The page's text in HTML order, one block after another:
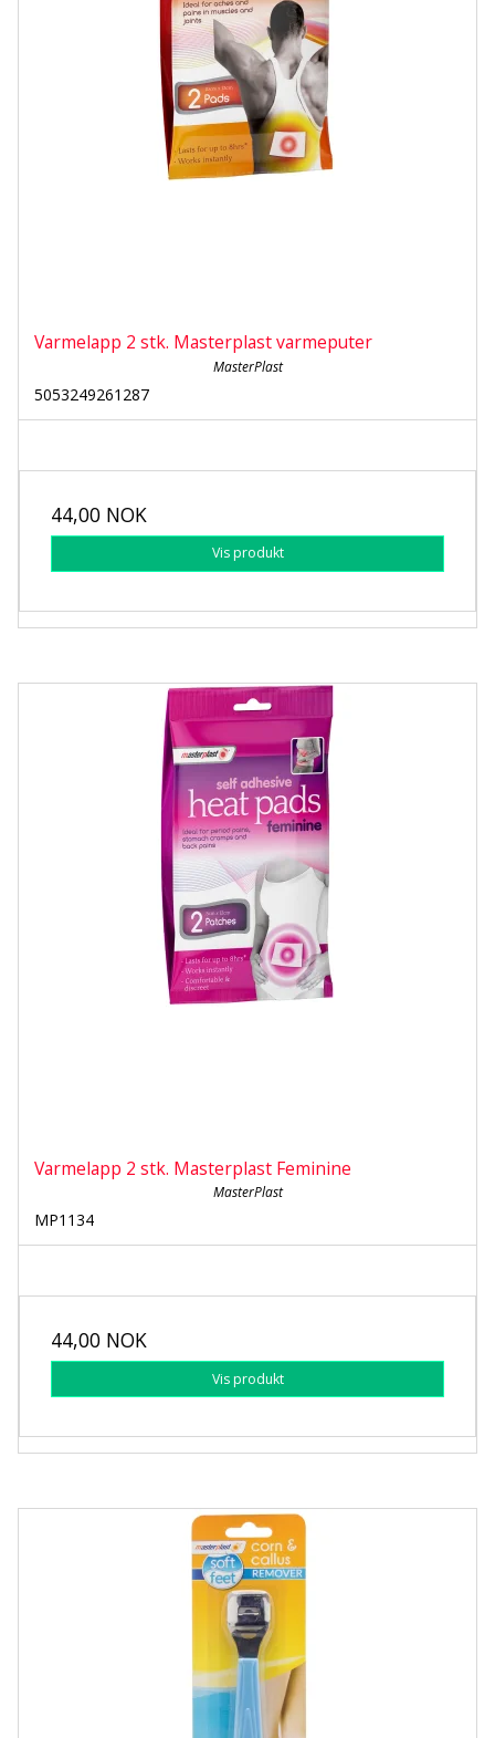
Varmelapp 2 stk. Masterplast varmeputer
MasterPlast
5053249261287
44,00 NOK
Vis produkt
Varmelapp 2 stk. Masterplast Feminine
MasterPlast
MP1134
44,00 NOK
Vis produkt